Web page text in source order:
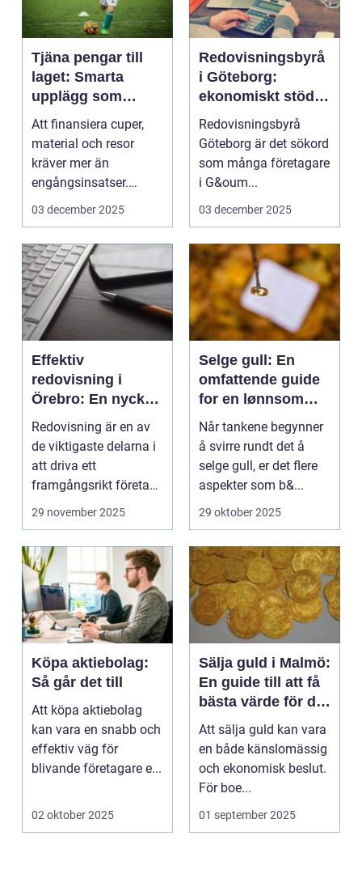
Tjäna pengar till
laget: Smarta
upplägg som
håller i längden
Att finansiera cuper,
material och resor
kräver mer än
engångsinsatser.
Många ...
03 december 2025
Redovisningsbyrå
i Göteborg:
ekonomiskt stöd
för ditt företag
Redovisningsbyrå
Göteborg är det sökord
som många företagare
i G&oum...
03 december 2025
Effektiv
redovisning i
Örebro: En nyckel
till framgång
Redovisning är en av
de viktigaste delarna i
att driva ett
framgångsrikt företag.
I ...
29 november 2025
Selge gull: En
omfattende guide
for en lønnsom
transaksjon
Når tankene begynner
å svirre rundt det å
selge gull, er det flere
aspekter som b&...
29 oktober 2025
Köpa aktiebolag:
Så går det till
Att köpa aktiebolag
kan vara en snabb och
effektiv väg för
blivande företagare e...
02 oktober 2025
Sälja guld i Malmö:
En guide till att få
bästa värde för ditt
guld
Att sälja guld kan vara
en både känslomässig
och ekonomisk beslut.
För boe...
01 september 2025